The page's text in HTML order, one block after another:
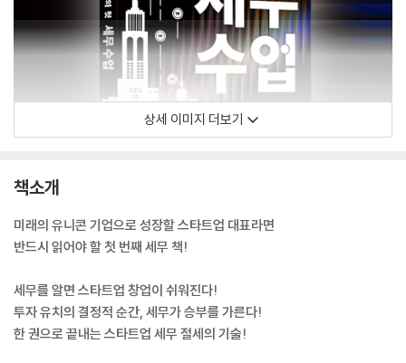
상세 이미지 더보기
책소개
미래의 유니콘 기업으로 성장할 스타트업 대표라면
반드시 읽어야 할 첫 번째 세무 책!
세무를 알면 스타트업 창업이 쉬워진다!
투자 유치의 결정적 순간, 세무가 승부를 가른다!
한 권으로 끝내는 스타트업 세무 절세의 기술!